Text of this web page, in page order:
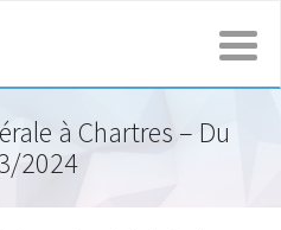
à Chartres – Du
2024